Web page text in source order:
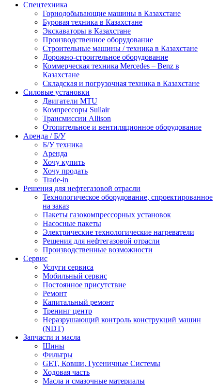
Спецтехника
Горнодобывающие машины в Казахстане
Буровая техника в Казахстане
Экскаваторы в Казахстане
Производственное оборудование
Строительные машины / техника в Казахстане
Дорожно-строительное оборудование
Коммерческая техника Mercedes – Benz в
Казахстане
Складская и погрузочная техника в Казахстане
Силовые установки
Двигатели MTU
Компрессоры Sullair
Трансмиссии Allison
Отопительное и вентиляционное оборудование
Аренда / Б/У
Б/У техника
Аренда
Хочу купить
Хочу продать
Trade-in
Решения для нефтегазовой отрасли
Технологическое оборудование, спроектированное
на заказ
Пакеты газокомпрессорных установок
Насосные пакеты
Электрические технологические нагреватели
Решения для нефтегазовой отрасли
Производственные возможности
Сервис
Услуги сервиса
Мобильный сервис
Постоянное присутствие
Ремонт
Капитальный ремонт
Тренинг центр
Неразрушающий контроль конструкций машин
(NDT)
Запчасти и масла
Шины
Фильтры
GET, Ковши, Гусеничные Системы
Ходовая часть
Масла и смазочные материалы